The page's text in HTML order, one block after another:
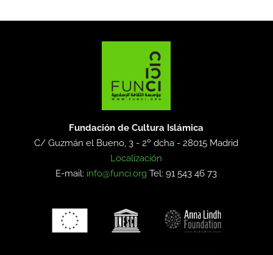
Fundación de Cultura Islámica
C/ Guzmán el Bueno, 3 - 2º dcha -28015 Madrid
Localización
E-mail: info@funci.org Tel: 91 543 46 73